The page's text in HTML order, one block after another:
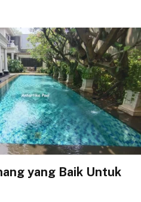
yang Baik Untuk